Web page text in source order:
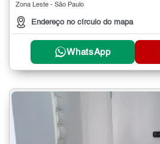
Zona Leste - São Paulo
Endereço no círculo do mapa
WhatsApp